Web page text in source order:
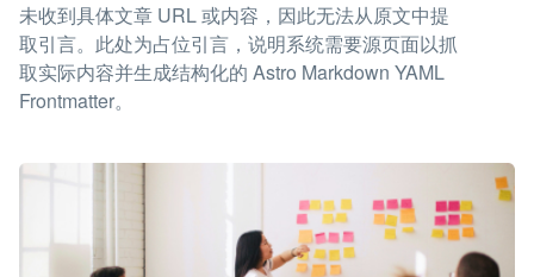
未收到具体文章 URL 或内容，因此无法从原文中提
取引言。此处为占位引言，说明系统需要源页面以抓
取实际内容并生成结构化的 Astro Markdown YAML
Frontmatter。